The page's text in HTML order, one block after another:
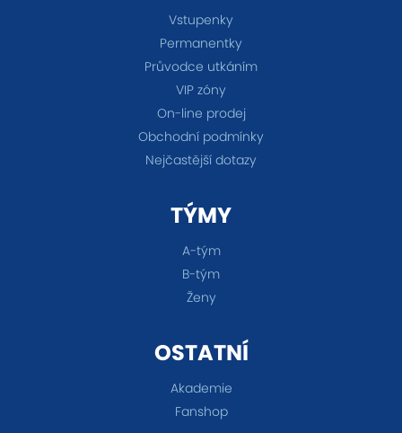
Vstupenky
Permanentky
Průvodce utkáním
VIP zóny
On-line prodej
Obchodní podmínky
Nejčastější dotazy
TÝMY
A-tým
B-tým
Ženy
OSTATNÍ
Akademie
Fanshop